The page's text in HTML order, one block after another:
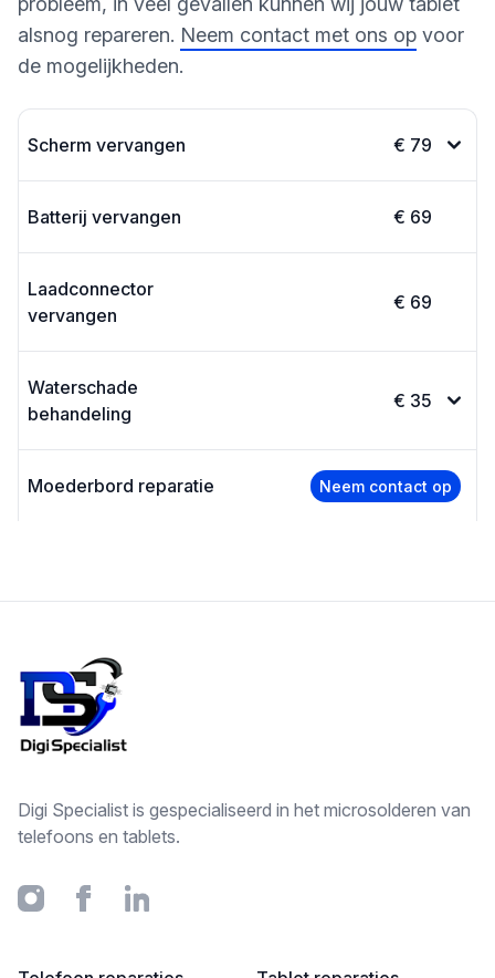
alsnog repareren. Neem contact met ons op voor
de mogelijkheden.
Scherm vervangen € 79
Batterij vervangen € 69
Laadconnector
vervangen
€ 69
Waterschade
behandeling
€ 35
Moederbord reparatie Neem contact op
Digi Specialist is gespecialiseerd in het microsolderen van
telefoons en tablets.
InstagramFacebookLinkedin